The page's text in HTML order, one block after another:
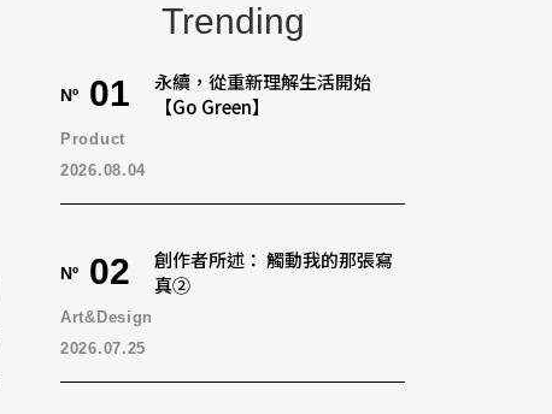
Trending
Nº 01
永續，從重新理解生活開始
【Go Green】
Product
2026.08.04
Nº 02
創作者所述： 觸動我的那張寫
真②
Art&Design
2026.07.25